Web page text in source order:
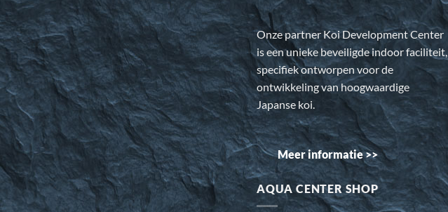
Onze partner Koi Development Center
is een unieke beveiligde indoor faciliteit,
specifiek ontworpen voor de
ontwikkeling van hoogwaardige
Japanse koi.
Meer informatie >>
AQUA CENTER SHOP